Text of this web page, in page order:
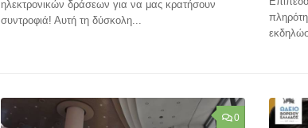
ηλεκτρονικών δράσεων για να μας κρατήσουν
συντροφιά! Αυτή τη δύσκολη...
0